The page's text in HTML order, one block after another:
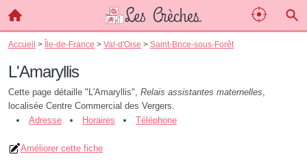
Accueil > Île-de-France > Val-d'Oise > Saint-Brice-sous-Forêt
L'Amaryllis
Cette page détaille "L'Amaryllis", Relais assistantes maternelles,
localisée Centre Commercial des Vergers.
Adresse
Horaires Téléphone
Améliorer cette fiche